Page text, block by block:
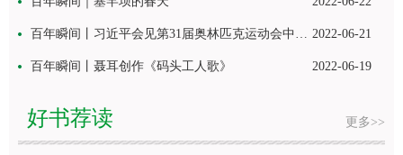
2022-06-21
百年瞬间丨习近平会见第31届奥林匹克运动会中国…
2022-06-19
百年瞬间丨聂耳创作《码头工人歌》
更多>>
好书荐读